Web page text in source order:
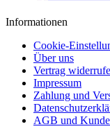
Informationen
Cookie-
Über uns
Vertrag
Impressum
Zahlung und
AGB und